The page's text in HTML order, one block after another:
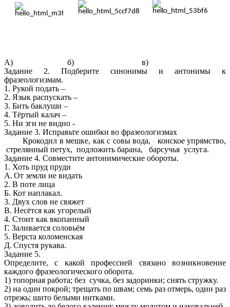
А) б)
в)
Задание 2. Подберите синонимы и антонимы к
фразеологизмам.
1. Рукой подать –
2. Язык распускать –
3. Бить баклуши –
4. Тёртый калач –
5. Ни зги не видно -
Задание 3. Исправьте ошибки во фразеологизмах
Крокодил в мешке, как с совы вода, конское упрямство,
стрелянный петух, подложить барана, барсучья услуга.
Задание 4. Совместите антонимические обороты.
1. Хоть пруд пруди
А. От земли не видать
2. В поте лица
Б. Кот наплакал.
3. Двух слов не свяжет
В. Несётся как угорелый
4. Стоит как вкопанный
Г. Заливается соловьём
5. Верста коломенская
Д. Спустя рукава.
Задание 5.
Определите, с какой профессией связано возникновение
каждого фразеологического оборота.
1) топорная работа; без сучка, без задоринки; снять стружку.
2) на один покрой; трещать по швам; семь раз отмерь, один раз
отрежь; шито белыми нитками.